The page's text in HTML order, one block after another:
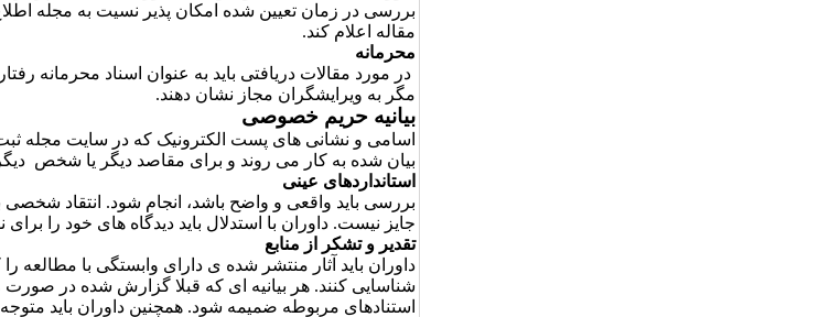
بررسی در زمان تعیین شده امکان پذیر نسیت به مجله
مقاله اعلام کند.
محرمانه
در مورد مقالات دریافتی باید به عنوان اسناد محرمانه
مگر به ویرایشگران مجاز نشان دهند.
بیانیه حریم خصوصی
اسامی و نشانی های پست الکترونیک که در سایت مجله
بیان شده به کار می روند و برای مقاصد دیگر یا شخص
استانداردهای عینی
بررسی باید واقعی و واضح باشد، انجام شود. انتقاد شخصی
جایز نیست. داوران با استدلال باید دیدگاه ­های خود را برای
تقدیر و تشکر از منابع
داوران باید آثار منتشر شده ی دارای وابستگی با مطالعه را
شناسایی کنند. هر بیانیه ای که قبلا گزارش شده در صورت
استنادهای مربوطه ضمیمه شود. همچنین داوران باید